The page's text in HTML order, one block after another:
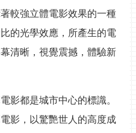
較強立體電影效果的一種
的光學效應，所產生的電
清晰，視覺震撼，體驗新
影都是城市中心的標識。
影，以驚艷世人的高度成